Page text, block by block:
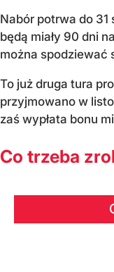
Nabór potrwa do 31
będą miały 90 dni
można spodziewać
To już druga tura
przyjmowano w
zaś wypłata bonu
Co trzeba